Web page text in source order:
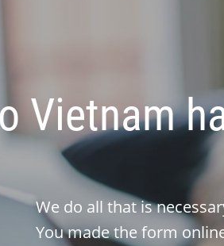
Vietnam
We do all that is
You made the form